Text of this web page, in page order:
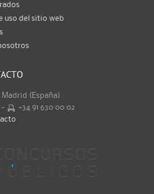
uso del sitio web
Madrid (España)
-
+34 91 630 00 02